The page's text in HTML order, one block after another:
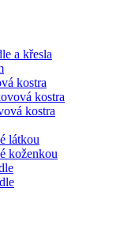
a křesla
kostra
kostra
kostra
látkou
koženkou